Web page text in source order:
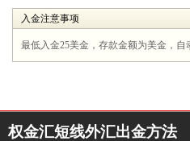
入金注意事项
最低入金25美金，存款金额为美金，自
权金汇短线外汇出金方法